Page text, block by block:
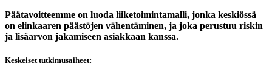
Päätavoitteemme on luoda liiketoimintamalli, jonka keskiössä
on elinkaaren päästöjen vähentäminen, ja joka perustuu riskin
ja lisäarvon jakamiseen asiakkaan kanssa.
Keskeiset tutkimusaiheet: